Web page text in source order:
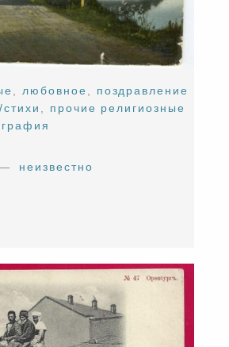
любовное
поздравление
прочие религиозные
неизвестно